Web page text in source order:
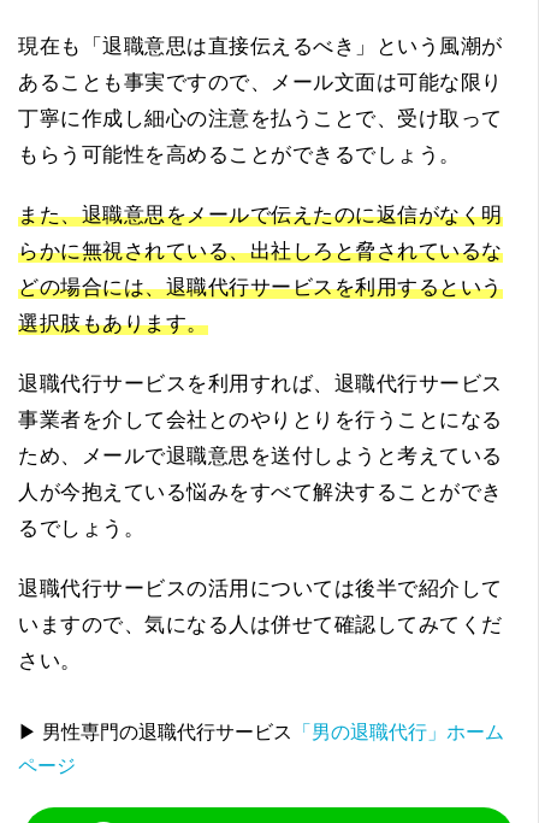
現在も「退職意思は直接伝えるべき」という風潮が
あることも事実ですので、メール文面は可能な限り
丁寧に作成し細心の注意を払うことで、受け取って
もらう可能性を高めることができるでしょう。
また、退職意思をメールで伝えたのに返信がなく明
らかに無視されている、出社しろと脅されているな
どの場合には、退職代行サービスを利用するという
選択肢もあります。
退職代行サービスを利用すれば、退職代行サービス
事業者を介して会社とのやりとりを行うことになる
ため、メールで退職意思を送付しようと考えている
人が今抱えている悩みをすべて解決することができ
るでしょう。
退職代行サービスの活用については後半で紹介して
いますので、気になる人は併せて確認してみてくだ
さい。
▶ 男性専門の退職代行サービス
「男の退職代行」ホーム
ページ